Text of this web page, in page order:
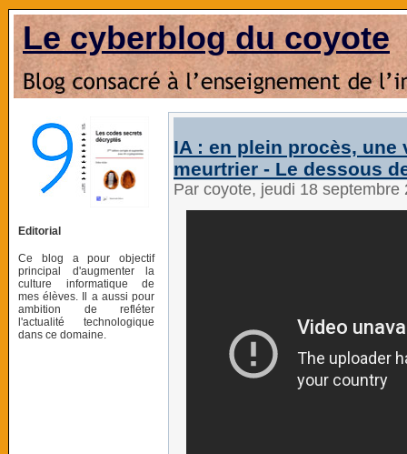
Le cyberblog du coyote
Editorial
Ce blog a pour objectif
principal d'augmenter la
culture informatique de
mes élèves. Il a aussi pour
ambition de refléter
l'actualité technologique
dans ce domaine.
IA : en plein procès,
meurtrier - Le dessous
Par coyote, jeudi 18